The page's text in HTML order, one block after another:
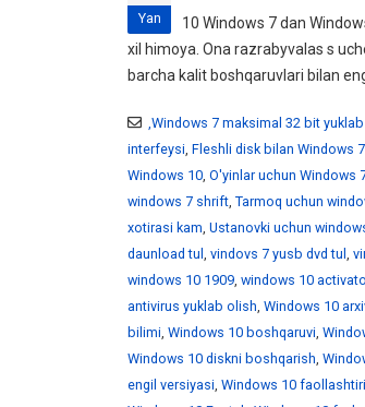
Yan 10 Windows 7 dan
xil himoya. Ona razrabyvalas s
barcha kalit boshqaruvlari bilan
,Windows 7 maksimal 32 bit
interfeysi, Fleshli disk bilan Windows
Windows 10, O'yinlar uchun Windows
windows 7 shrift, Tarmoq uchun
xotirasi kam, Ustanovki uchun
daunload tul , vindovs 7 yusb dvd tul ,
windows 10 1909, windows 10
antivirus yuklab olish, Windows 10
bilimi, Windows 10 boshqaruvi,
Windows 10 diskni boshqarish,
engil versiyasi, Windows 10